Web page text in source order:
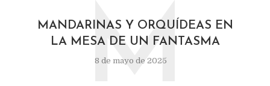
MANDARINAS Y ORQUÍDEAS EN
LA MESA DE UN FANTASMA
8 de mayo de 2025
M